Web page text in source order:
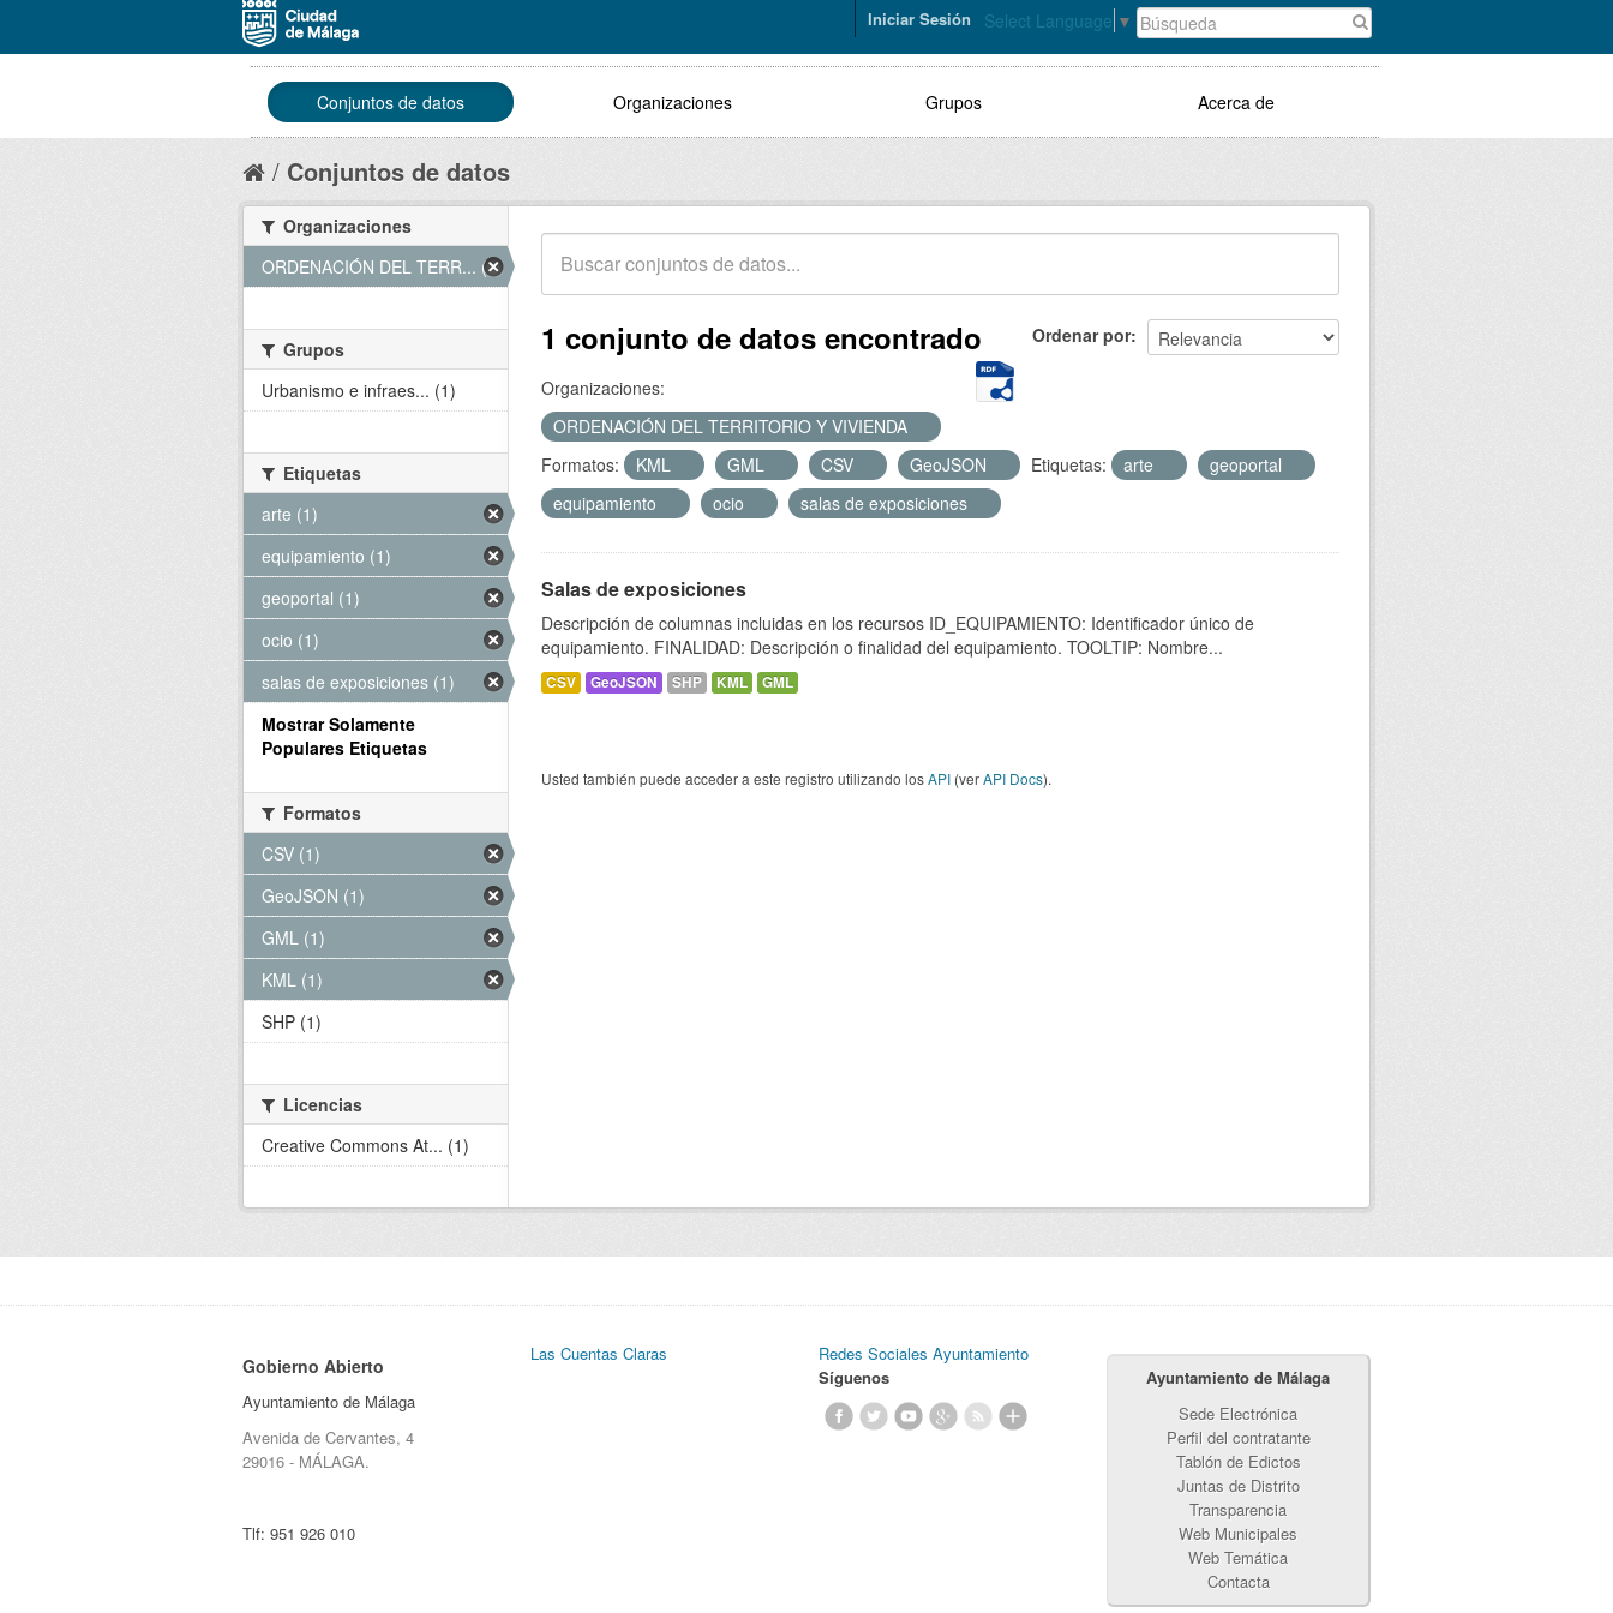
Select Language ▼
Iniciar Sesión
Conjuntos de datos Organizaciones Grupos Acerca de
Conjuntos de datos
Ordenar por
1 conjunto de datos encontrado
Organizaciones:
ORDENACIÓN DEL TERRITORIO Y VIVIENDA
Formatos:
KML GML CSV GeoJSON Etiquetas: arte
geoportal
equipamiento
ocio salas de exposiciones
Salas de exposiciones
Descripción de columnas incluidas en los recursos ID_EQUIPAMIENTO: Identificador único de
equipamiento. FINALIDAD: Descripción o finalidad del equipamiento. TOOLTIP: Nombre...
CSV GeoJSON SHP KML GML
Usted también puede acceder a este registro utilizando losAPI (verAPI Docs).
Organizaciones
ORDENACIÓN DEL TERR... (1)
Grupos
Urbanismo e infraes... (1)
Etiquetas
arte (1)
equipamiento (1)
geoportal (1)
ocio (1)
salas de exposiciones (1)
Mostrar Solamente
Populares Etiquetas
Formatos
CSV (1)
GeoJSON (1)
GML (1)
KML (1)
SHP (1)
Licencias
Creative Commons At... (1)
Gobierno Abierto
Ayuntamiento de Málaga
Avenida de Cervantes, 4
29016 - MÁLAGA.
Tlf: 951 926 010
Las Cuentas Claras
Redes Sociales Ayuntamiento
Síguenos
Ayuntamiento de Málaga
Sede Electrónica
Perfil del contratante
Tablón de Edictos
Juntas de Distrito
Transparencia
Web Municipales
Web Temática
Contacta